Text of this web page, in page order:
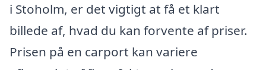
i Stoholm, er det vigtigt at få et klart
billede af, hvad du kan forvente af priser.
Prisen på en carport kan variere